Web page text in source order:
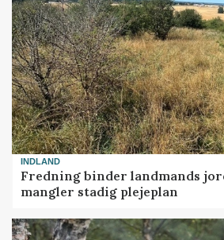
INDLAND
Fredning binder landmands
mangler stadig plejeplan